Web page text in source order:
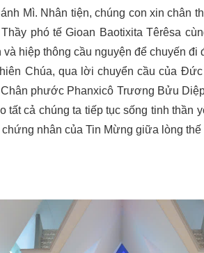
Mì. Nhân tiện, chúng con xin chân
phó tế Gioan Baotixita Têrêsa
hiệp thông cầu nguyện để chuyến đi
qua lời chuyển cầu của Đức
phước Phanxicô Trương Bửu
tất cả chúng ta tiếp tục sống tinh thần
nhân của Tin Mừng giữa lòng thế